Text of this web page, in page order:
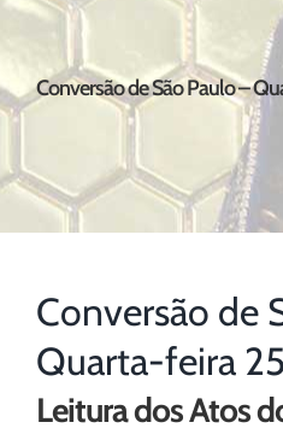
Conversão de São Paulo –
Conversão de
Quarta-feira
Leitura dos Atos